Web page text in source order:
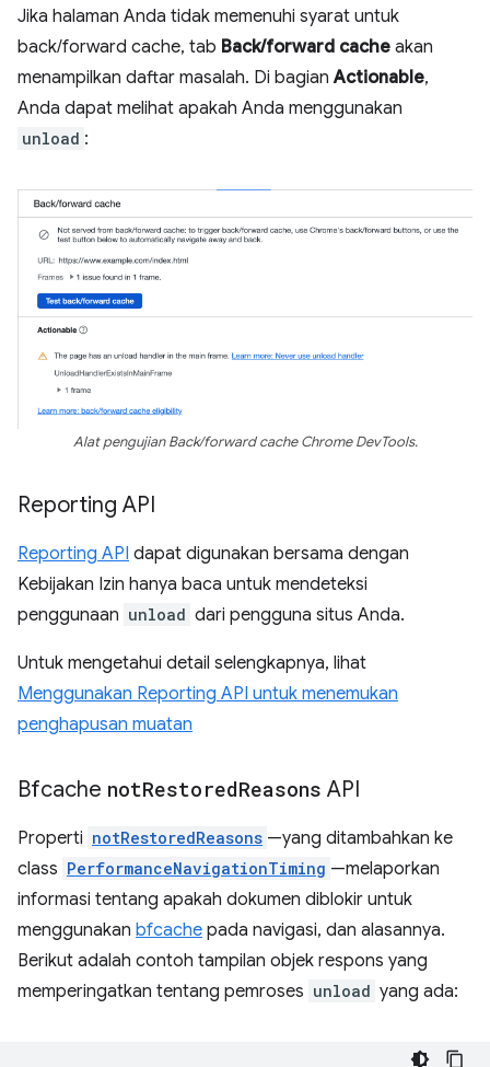
Jika halaman Anda tidak memenuhi syarat untuk
back/forward cache, tab Back/forward cache akan
menampilkan daftar masalah. Di bagianActionable,
Anda dapat melihat apakah Anda menggunakan
unload :
Alat pengujian Back/forward cache Chrome DevTools.
Reporting API
Reporting API dapat digunakan bersama dengan
Kebijakan Izin hanya baca untuk mendeteksi
penggunaan unload dari pengguna situs Anda.
Untuk mengetahui detail selengkapnya, lihat
Menggunakan Reporting API untuk menemukan
penghapusan muatan
Bfcache notRestoredReasons API
Properti notRestoredReasons —yang ditambahkan ke
class PerformanceNavigationTiming —melaporkan
informasi tentang apakah dokumen diblokir untuk
menggunakan bfcache pada navigasi, dan alasannya.
Berikut adalah contoh tampilan objek respons yang
memperingatkan tentang pemroses unload yang ada: